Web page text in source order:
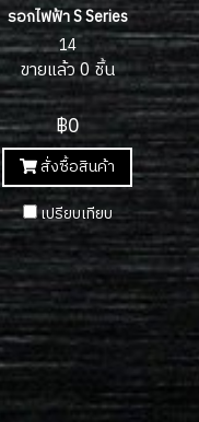
รอกไฟฟ้า S Series
14
ขายแล้ว 0 ชิ้น
฿0
สั่งซื้อสินค้า
เปรียบเทียบ